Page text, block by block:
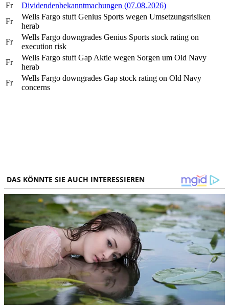
Fr
Dividendenbekanntmachungen (07.08.2026)
Fr
Wells Fargo stuft Genius Sports wegen Umsetzungsrisiken
herab
Fr
Wells Fargo downgrades Genius Sports stock rating on
execution risk
Fr
Wells Fargo stuft Gap Aktie wegen Sorgen um Old Navy
herab
Fr
Wells Fargo downgrades Gap stock rating on Old Navy
concerns